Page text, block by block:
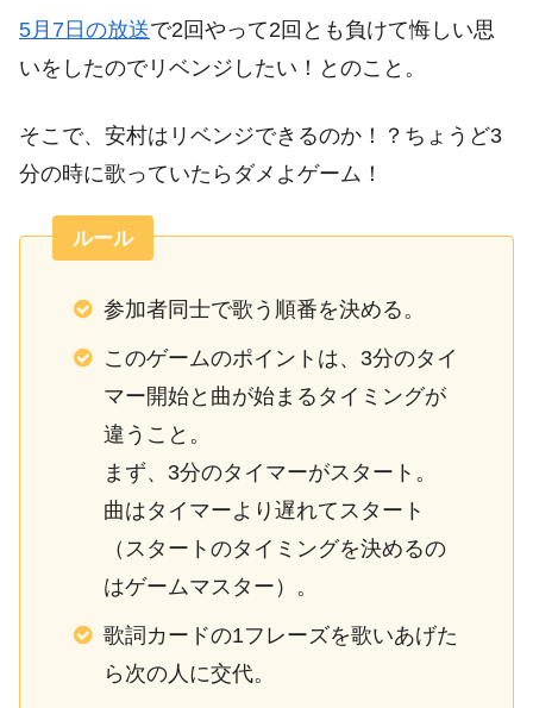
5月7日の放送で2回やって2回とも負けて悔しい思
いをしたのでリベンジしたい！とのこと。
そこで、安村はリベンジできるのか！？ちょうど3
分の時に歌っていたらダメよゲーム！
ルール
参加者同士で歌う順番を決める。
このゲームのポイントは、3分のタイ
マー開始と曲が始まるタイミングが
違うこと。
まず、3分のタイマーがスタート。
曲はタイマーより遅れてスタート
（スタートのタイミングを決めるの
はゲームマスター）。
歌詞カードの1フレーズを歌いあげた
ら次の人に交代。